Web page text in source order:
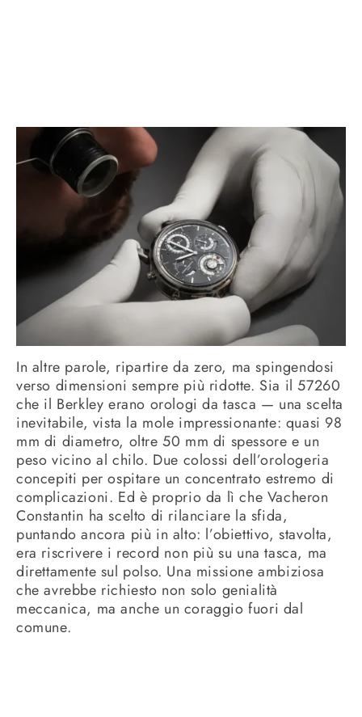
In altre parole, ripartire da zero, ma spingendosi
verso dimensioni sempre più ridotte. Sia il 57260
che il Berkley erano orologi da tasca — una scelta
inevitabile, vista la mole impressionante: quasi 98
mm di diametro, oltre 50 mm di spessore e un
peso vicino al chilo. Due colossi dell’orologeria
concepiti per ospitare un concentrato estremo di
complicazioni. Ed è proprio da lì che Vacheron
Constantin ha scelto di rilanciare la sfida,
puntando ancora più in alto: l’obiettivo, stavolta,
era riscrivere i record non più su una tasca, ma
direttamente sul polso. Una missione ambiziosa
che avrebbe richiesto non solo genialità
meccanica, ma anche un coraggio fuori dal
comune.